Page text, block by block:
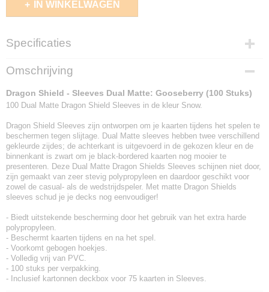
IN WINKELWAGEN
Specificaties
EAN code
5706569150662
Omschrijving
Dragon Shield - Sleeves Dual Matte: Gooseberry (100 Stuks)
100 Dual Matte Dragon Shield Sleeves in de kleur Snow.
Dragon Shield Sleeves zijn ontworpen om je kaarten tijdens het spelen te
beschermen tegen slijtage. Dual Matte sleeves hebben twee verschillend
gekleurde zijdes; de achterkant is uitgevoerd in de gekozen kleur en de
binnenkant is zwart om je black-bordered kaarten nog mooier te
presenteren. Deze Dual Matte Dragon Shields Sleeves schijnen niet door,
zijn gemaakt van zeer stevig polypropyleen en daardoor geschikt voor
zowel de casual- als de wedstrijdspeler. Met matte Dragon Shields
sleeves schud je je decks nog eenvoudiger!
- Biedt uitstekende bescherming door het gebruik van het extra harde
polypropyleen.
- Beschermt kaarten tijdens en na het spel.
- Voorkomt gebogen hoekjes.
- Volledig vrij van PVC.
- 100 stuks per verpakking.
- Inclusief kartonnen deckbox voor 75 kaarten in Sleeves.